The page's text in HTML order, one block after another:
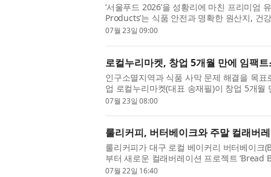
‘서울푸드 2026’을 성황리에 마친 프리미엄
Products’는 식품 안전과 명확한 원산지, 건
국내 홍보의 마지막 단계에 접어들었다. 그
07월 23일 09:00
로컬누리마켓, 창업 5개월 만에 임팩
인구소멸지역과 식품 사막 문제 해결을 목
업 로컬누리마켓(대표 송재필)이 창업 5개
퀘어(대표 도현명)로부터 3억원 규모의...
07월 23일 08:00
룰리커피, 버터베이크와 주말 컬래버
룰리커피가 대구 로컬 베이커리 버터베이크
부터 새로운 컬래버레이션 프로젝트 ‘Bread
해 매주 주말 룰리커피 가창점과 고모점...
07월 22일 16:40